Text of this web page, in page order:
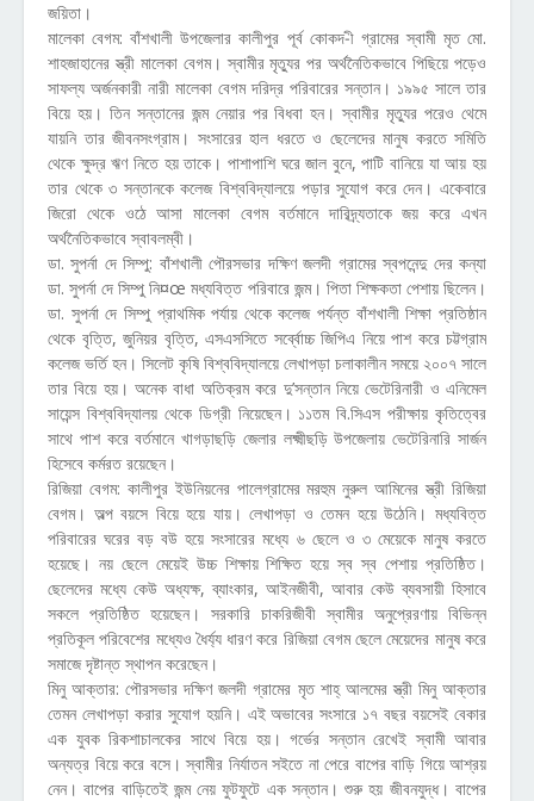
জয়িতা।
মালেকা বেগম: বাঁশখালী উপজেলার কালীপুর পূর্ব কোকদ-ী গ্রামের স্বামী মৃত মো.
শাহজাহানের স্ত্রী মালেকা বেগম। স্বামীর মৃত্যুর পর অর্থনৈতিকভাবে পিছিয়ে পড়েও
সাফল্য অর্জনকারী নারী মালেকা বেগম দরিদ্র পরিবারের সন্তান। ১৯৯৫ সালে তার
বিয়ে হয়। তিন সন্তানের জন্ম নেয়ার পর বিধবা হন। স্বামীর মৃত্যুর পরেও থেমে
যায়নি তার জীবনসংগ্রাম। সংসারের হাল ধরতে ও ছেলেদের মানুষ করতে সমিতি
থেকে ক্ষুদ্র ঋণ নিতে হয় তাকে। পাশাপাশি ঘরে জাল বুনে, পাটি বানিয়ে যা আয় হয়
তার থেকে ৩ সন্তানকে কলেজ বিশ্ববিদ্যালয়ে পড়ার সুযোগ করে দেন। একেবারে
জিরো থেকে ওঠে আসা মালেকা বেগম বর্তমানে দারিদ্র্যতাকে জয় করে এখন
অর্থনৈতিকভাবে স্বাবলম্বী।
ডা. সুপর্না দে সিম্পু: বাঁশখালী পৌরসভার দক্ষিণ জলদী গ্রামের স্বপনেন্দু দের কন্যা
ডা. সুপর্না দে সিম্পু নি¤œ মধ্যবিত্ত পরিবারে জন্ম। পিতা শিক্ষকতা পেশায় ছিলেন।
ডা. সুপর্না দে সিম্পু প্রাথমিক পর্যায় থেকে কলেজ পর্যন্ত বাঁশখালী শিক্ষা প্রতিষ্ঠান
থেকে বৃত্তি, জুনিয়র বৃত্তি, এসএসসিতে সর্ব্বোচ্চ জিপিএ নিয়ে পাশ করে চট্টগ্রাম
কলেজ ভর্তি হন। সিলেট কৃষি বিশ্ববিদ্যালয়ে লেখাপড়া চলাকালীন সময়ে ২০০৭ সালে
তার বিয়ে হয়। অনেক বাধা অতিক্রম করে দু’সন্তান নিয়ে ভেটেরিনারী ও এনিমেল
সায়েন্স বিশ্ববিদ্যালয় থেকে ডিগ্রী নিয়েছেন। ১১তম বি.সিএস পরীক্ষায় কৃতিত্বের
সাথে পাশ করে বর্তমানে খাগড়াছড়ি জেলার লক্ষ্মীছড়ি উপজেলায় ভেটেরিনারি সার্জন
হিসেবে কর্মরত রয়েছেন।
রিজিয়া বেগম: কালীপুর ইউনিয়নের পালেগ্রামের মরহুম নুরুল আমিনের স্ত্রী রিজিয়া
বেগম। অল্প বয়সে বিয়ে হয়ে যায়। লেখাপড়া ও তেমন হয়ে উঠেনি। মধ্যবিত্ত
পরিবারের ঘরের বড় বউ হয়ে সংসারের মধ্যে ৬ ছেলে ও ৩ মেয়েকে মানুষ করতে
হয়েছে। নয় ছেলে মেয়েই উচ্চ শিক্ষায় শিক্ষিত হয়ে স্ব স্ব পেশায় প্রতিষ্ঠিত।
ছেলেদের মধ্যে কেউ অধ্যক্ষ, ব্যাংকার, আইনজীবী, আবার কেউ ব্যবসায়ী হিসাবে
সকলে প্রতিষ্ঠিত হয়েছেন। সরকারি চাকরিজীবী স্বামীর অনুপ্রেরণায় বিভিন্ন
প্রতিকূল পরিবেশের মধ্যেও ধৈর্য্য ধারণ করে রিজিয়া বেগম ছেলে মেয়েদের মানুষ করে
সমাজে দৃষ্টান্ত স্থাপন করেছেন।
মিনু আক্তার: পৌরসভার দক্ষিণ জলদী গ্রামের মৃত শাহ্ আলমের স্ত্রী মিনু আক্তার
তেমন লেখাপড়া করার সুযোগ হয়নি। এই অভাবের সংসারে ১৭ বছর বয়সেই বেকার
এক যুবক রিকশাচালকের সাথে বিয়ে হয়। গর্ভের সন্তান রেখেই স্বামী আবার
অন্যত্র বিয়ে করে বসে। স্বামীর নির্যাতন সইতে না পেরে বাপের বাড়ি গিয়ে আশ্রয়
নেন। বাপের বাড়িতেই জন্ম নেয় ফুটফুটে এক সন্তান। শুরু হয় জীবনযুদ্ধ। বাপের